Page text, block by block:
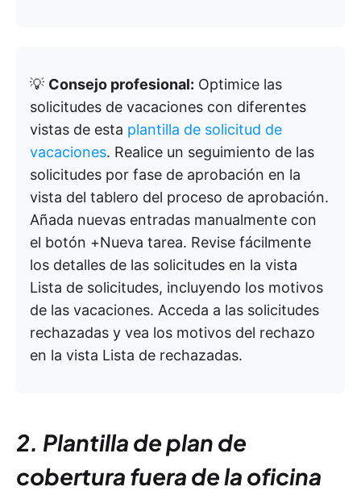
💡 Consejo profesional: Optimice las
solicitudes de vacaciones con diferentes
vistas de esta plantilla de solicitud de
vacaciones. Realice un seguimiento de las
solicitudes por fase de aprobación en la
vista del tablero del proceso de aprobación.
Añada nuevas entradas manualmente con
el botón +Nueva tarea. Revise fácilmente
los detalles de las solicitudes en la vista
Lista de solicitudes, incluyendo los motivos
de las vacaciones. Acceda a las solicitudes
rechazadas y vea los motivos del rechazo
en la vista Lista de rechazadas.
2. Plantilla de plan de
cobertura fuera de la oficina